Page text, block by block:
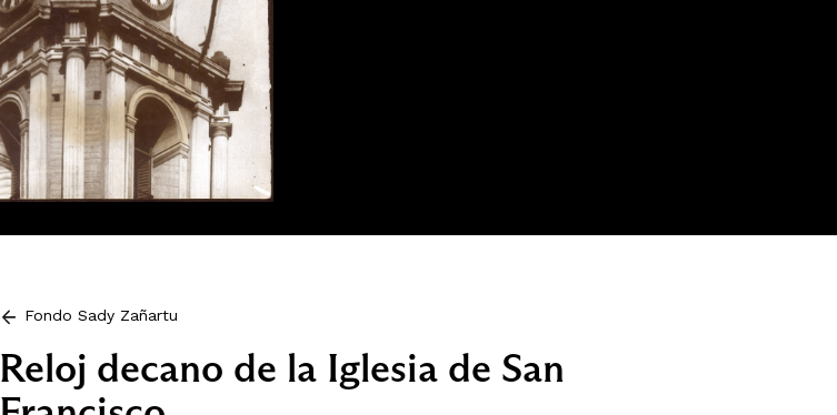
Fondo Sady Zañartu
Reloj decano de la Iglesia de San